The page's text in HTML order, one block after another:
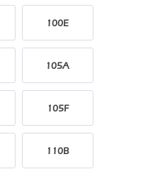
100E
105A
105F
110B